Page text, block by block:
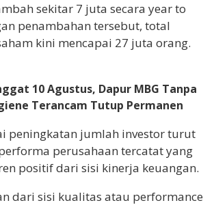
sekitar 7 juta secara year to
penambahan tersebut, total
kini mencapai 27 juta orang.
10 Agustus, Dapur MBG Tanpa
Terancam Tutup Permanen
peningkatan jumlah investor turut
perusahaan tercatat yang
positif dari sisi kinerja keuangan.
dari sisi kualitas atau performance